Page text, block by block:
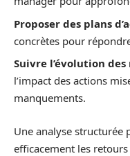
Proposer des plans
concrètes pour
Suivre l’évolution
l’impact des actions
manquements.
Une analyse
efficacement les